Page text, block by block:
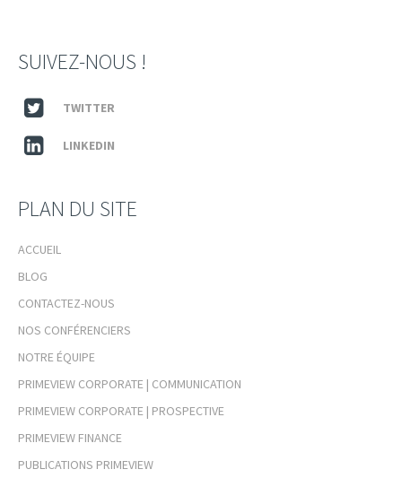
SUIVEZ-NOUS !
TWITTER
LINKEDIN
PLAN DU SITE
ACCUEIL
BLOG
CONTACTEZ-NOUS
NOS CONFÉRENCIERS
NOTRE ÉQUIPE
PRIMEVIEW CORPORATE | COMMUNICATION
PRIMEVIEW CORPORATE | PROSPECTIVE
PRIMEVIEW FINANCE
PUBLICATIONS PRIMEVIEW